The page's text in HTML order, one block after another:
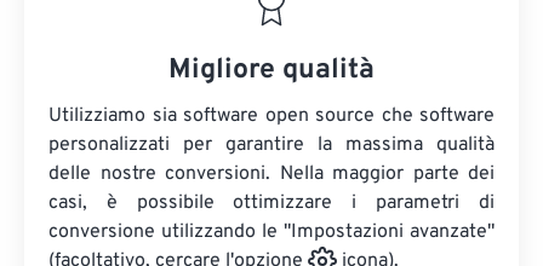
Migliore qualità
Utilizziamo sia software open source che software
personalizzati per garantire la massima qualità
delle nostre conversioni. Nella maggior parte dei
casi, è possibile ottimizzare i parametri di
conversione utilizzando le "Impostazioni avanzate"